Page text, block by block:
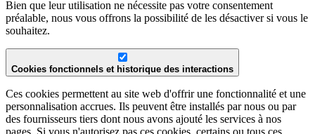
Bien que leur utilisation ne nécessite pas votre consentement
préalable, nous vous offrons la possibilité de les désactiver si vous le
souhaitez.
Cookies fonctionnels et historique des interactions
Ces cookies permettent au site web d'offrir une fonctionnalité et une
personnalisation accrues. Ils peuvent être installés par nous ou par
des fournisseurs tiers dont nous avons ajouté les services à nos
pages. Si vous n'autorisez pas ces cookies, certains ou tous ces